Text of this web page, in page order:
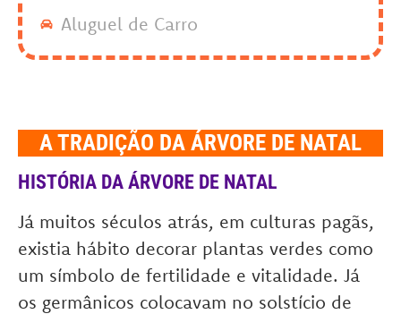
Aluguel de Carro
A TRADIÇÃO DA ÁRVORE DE NATAL
HISTÓRIA DA ÁRVORE DE NATAL
Já muitos séculos atrás, em culturas pagãs,
existia hábito decorar plantas verdes como
um símbolo de fertilidade e vitalidade. Já
os germânicos colocavam no solstício de